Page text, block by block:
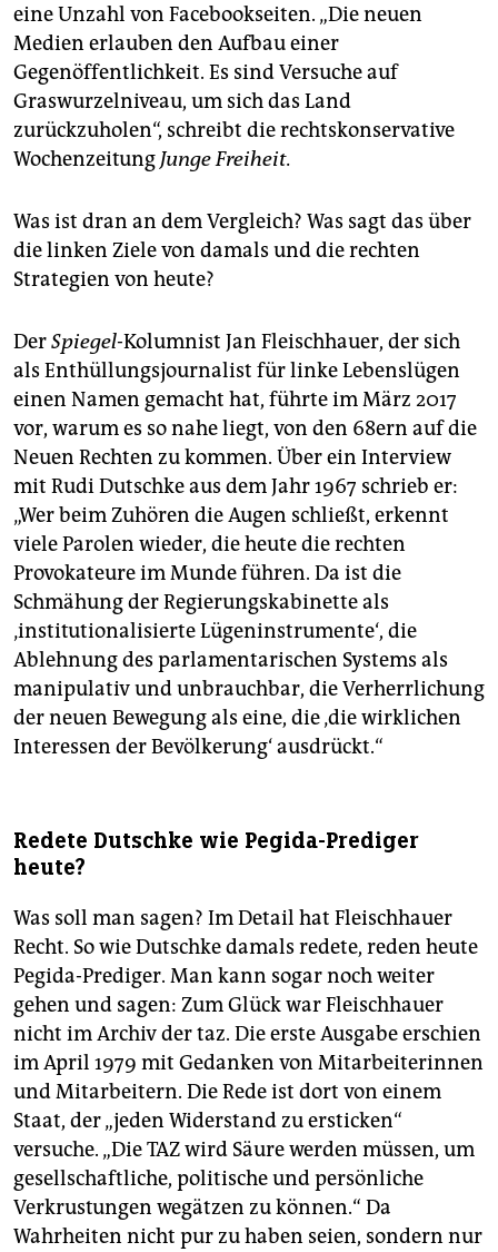
eine Unzahl von Facebookseiten. „Die neuen
Medien erlauben den Aufbau einer
Gegenöffentlichkeit. Es sind Versuche auf
Graswurzelniveau, um sich das Land
zurückzuholen“, schreibt die rechtskonservative
Wochenzeitung Junge Freiheit.
Was ist dran an dem Vergleich? Was sagt das über
die linken Ziele von damals und die rechten
Strategien von heute?
DerSpiegel-Kolumnist Jan Fleischhauer, der sich
als Enthüllungsjournalist für linke Lebenslügen
einen Namen gemacht hat, führte im März 2017
vor, warum es so nahe liegt, von den 68ern auf die
Neuen Rechten zu kommen. Über ein Interview
mit Rudi Dutschke aus dem Jahr 1967 schrieb er:
„Wer beim Zuhören die Augen schließt, erkennt
viele Parolen wieder, die heute die rechten
Provokateure im Munde führen. Da ist die
Schmähung der Regierungskabinette als
‚institutionalisierte Lügeninstrumente‘, die
Ablehnung des parlamentarischen Systems als
manipulativ und unbrauchbar, die Verherrlichung
der neuen Bewegung als eine, die ‚die wirklichen
Interessen der Bevölkerung‘ ausdrückt.“
Redete Dutschke wie ­Pegida-Prediger
heute?
Was soll man sagen? Im Detail hat Fleischhauer
Recht. So wie Dutschke damals redete, reden heute
Pegida-Prediger. Man kann sogar noch weiter
gehen und sagen: Zum Glück war Fleischhauer
nicht im Archiv der taz. Die erste Ausgabe erschien
im April 1979 mit Gedanken von Mitarbeiterinnen
und Mitarbeitern. Die Rede ist dort von einem
Staat, der „jeden Widerstand zu ersticken“
versuche. „Die TAZ wird Säure werden müssen, um
gesellschaftliche, politische und persönliche
Verkrustungen wegätzen zu können.“ Da
Wahrheiten nicht pur zu haben seien, sondern nur